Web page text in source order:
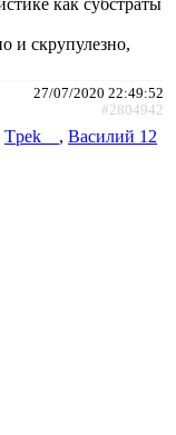
и скрупулезно,
27/07/2020 22:49:52
#2804942
Tpek__ , Василий 12